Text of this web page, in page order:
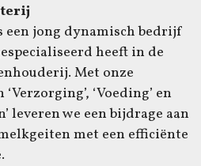
een jong dynamisch bedrijf
heeft in de
Met onze
‘Voeding’ en
leveren we een bijdrage aan
met een efficiënte